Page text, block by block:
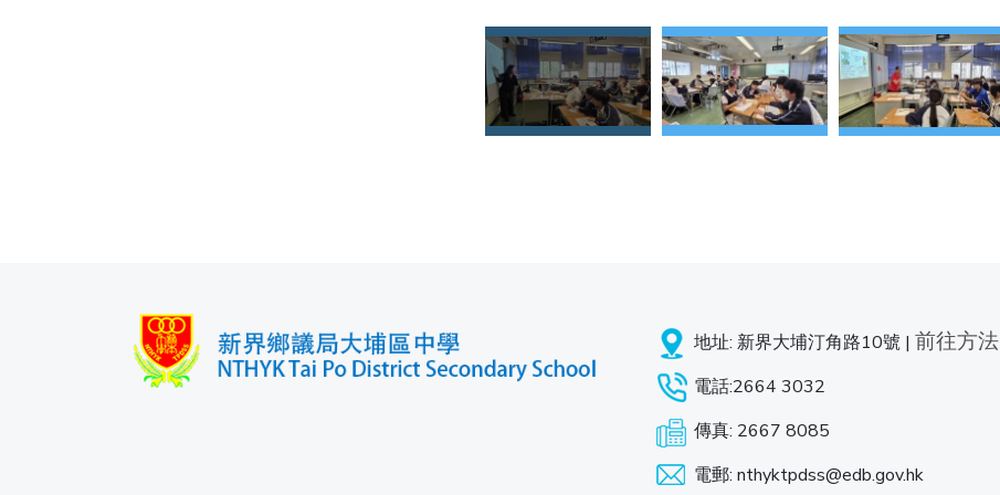
地址: 新界大埔汀角路10號 | 前往方法
電話:2664 3032
傳真: 2667 8085
電郵: nthyktpdss@edb.gov.hk